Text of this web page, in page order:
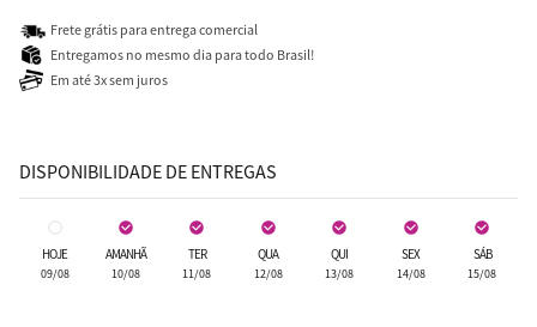
Frete grátis para entrega comercial
Entregamos no mesmo dia para todo Brasil!
Em até 3x sem juros
DISPONIBILIDADE DE ENTREGAS
HOJE
09/08
AMANHÃ
10/08
TER
11/08
QUA
12/08
QUI
13/08
SEX
14/08
SÁB
15/08